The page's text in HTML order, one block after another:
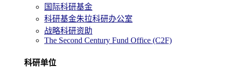
国际科研基金
科研基金朱拉科研办公室
战略科研资助
The Second Century Fund Office (C2F)
科研单位